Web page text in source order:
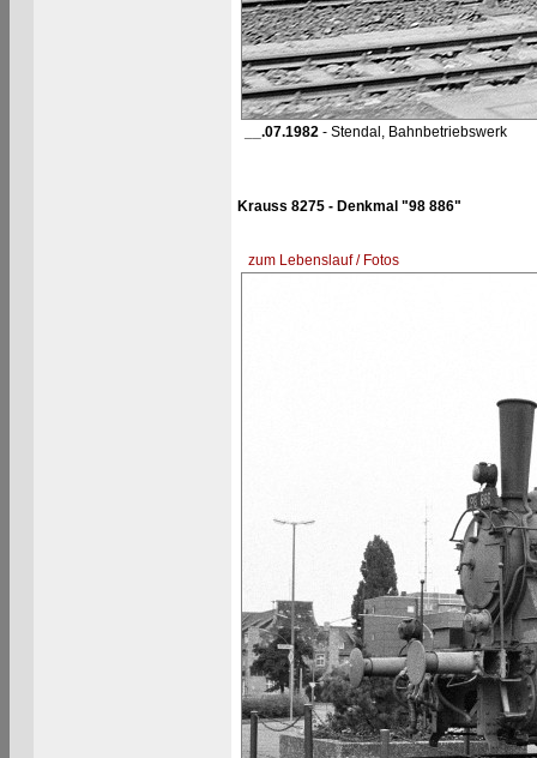
__.07.1982- Stendal, Bahnbetriebswerk
Krauss 8275 - Denkmal "98 886"
zum Lebenslauf / Fotos